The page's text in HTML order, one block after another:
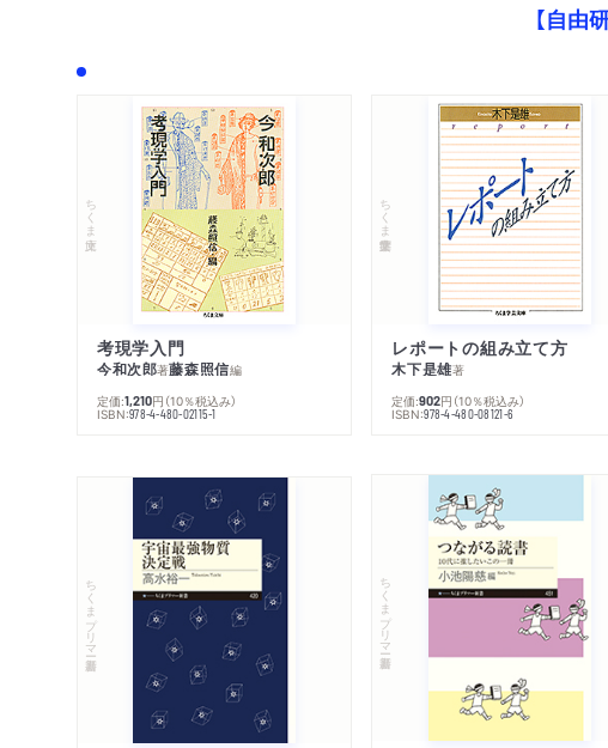
【自由
ちくま文庫
考現学入門
今和次郎著藤森照信編
定価:1,210円 （10％税込み）
ISBN:978-4-480-02115-1
ちくま学芸文庫
レポートの組み立て方
木下是雄著
定価:902円 （10％税込み）
ISBN:978-4-480-08121-6
ちくまプリマー新書 ちくまプリマー新書